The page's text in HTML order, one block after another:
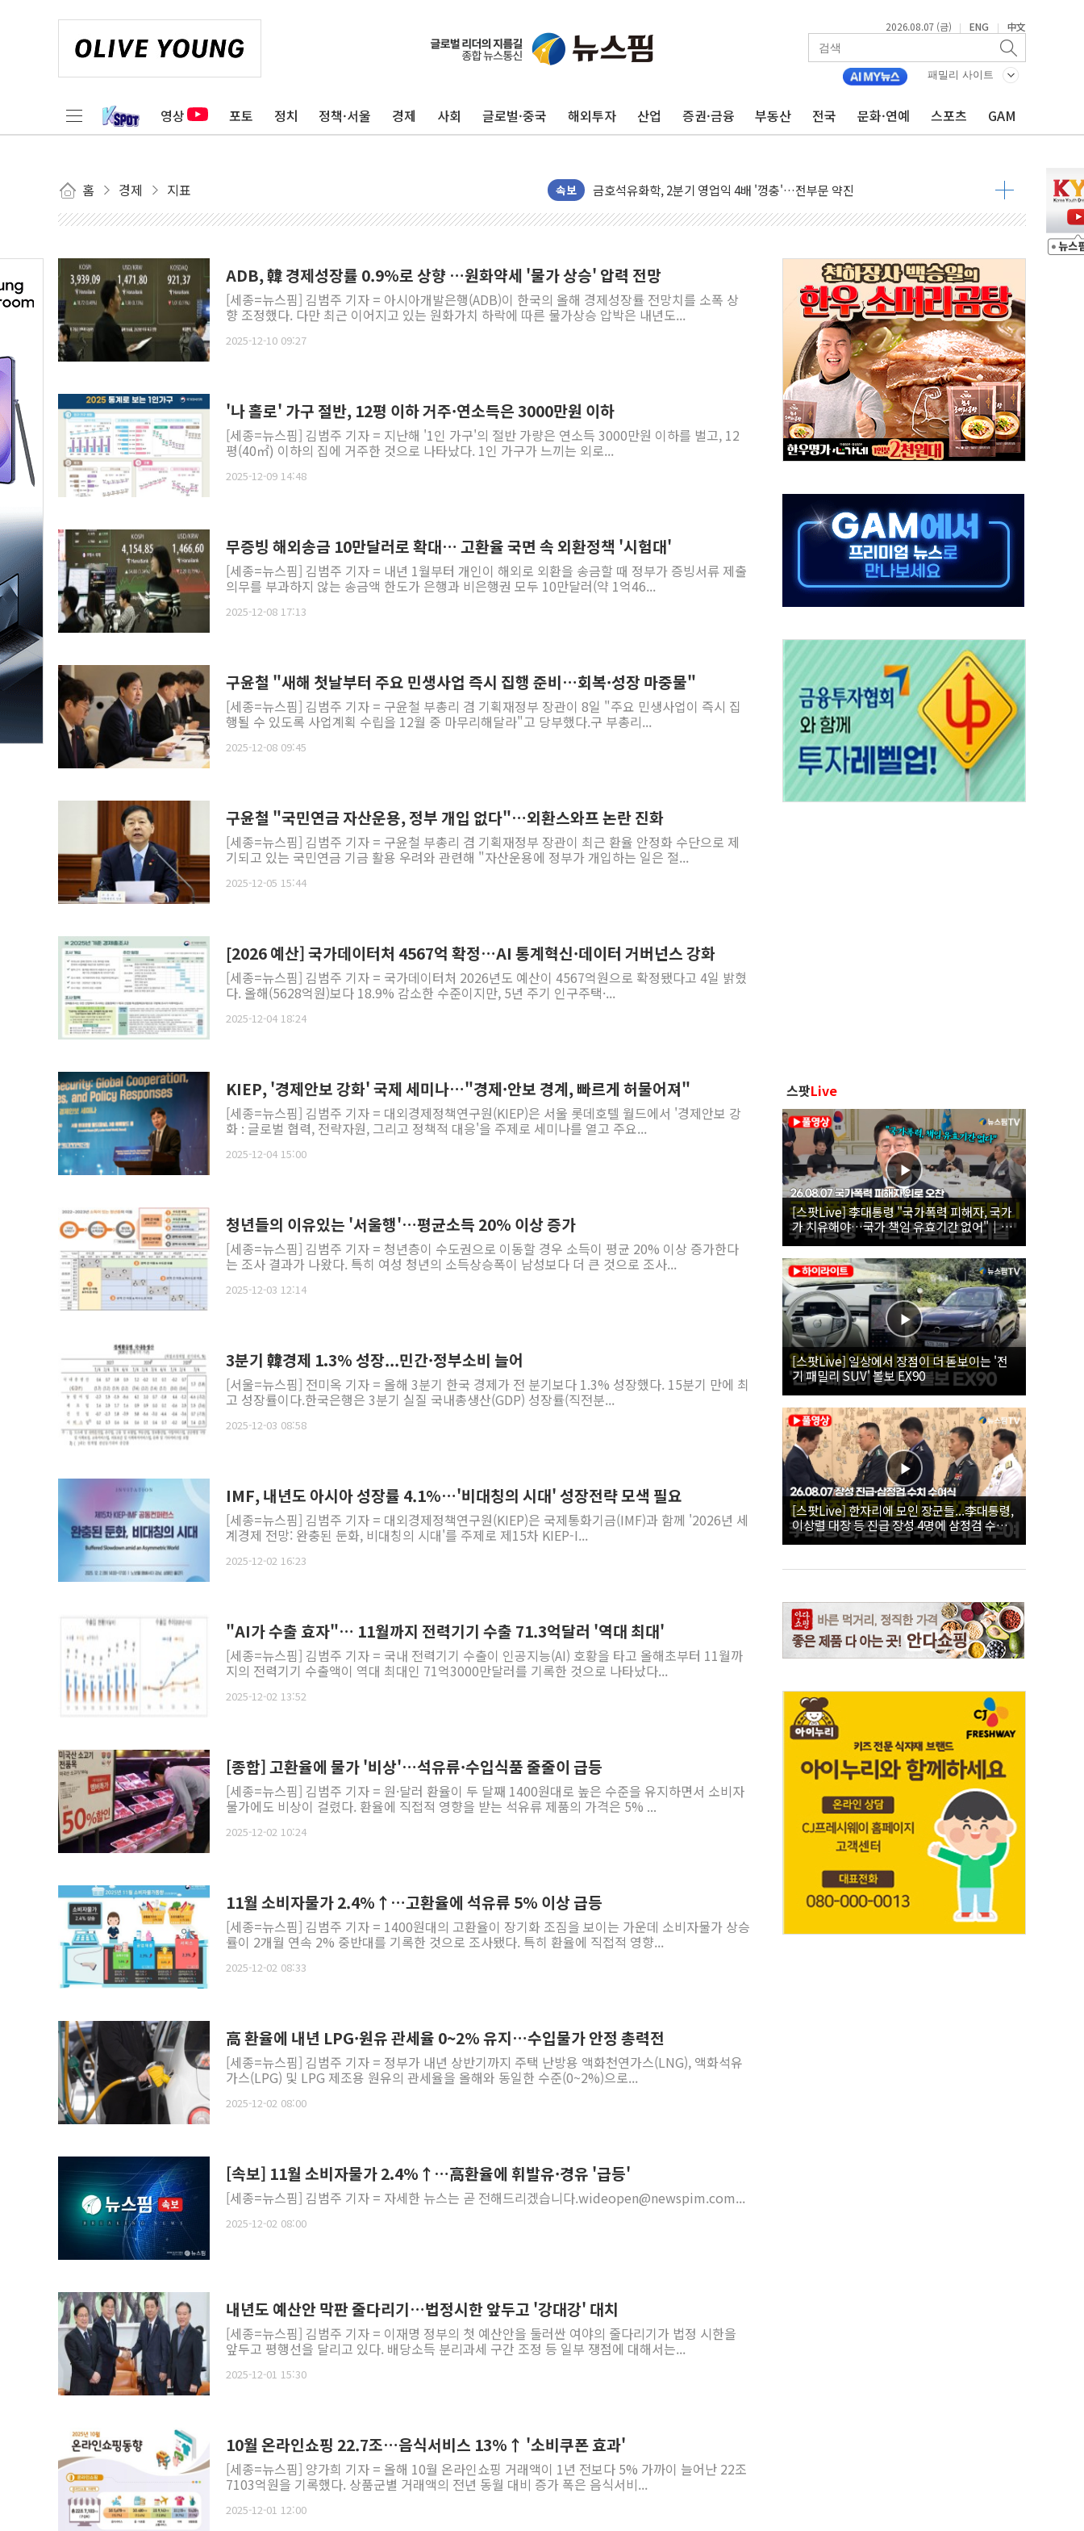
2026.08.07 (금) | ENG | 中文
패밀리 사이트
영상 포토 정치 정책·서울 경제 사회 글로벌·중국 해외투자 산업 증권·금융 부동산 전국 문화·연예 스포츠 GAM
홈 경제 지표 속보
더본코리아 롤링파스타, 파브리 셰프 모델 발탁
4자 연합 균열에 분쟁 재점화 조짐…한미 지배구조 다시 요동
CJ올리브영 흔드는 '신흥 강자' 다이소·시코르…뷰티 유통 지각변동 본격화
"PAFC만으론 어렵다"…두산퓨얼셀, SOFC에 사활
대우건설, 50대 이강석 대표 전면에...임원·조직 대대적 개편 예고
비츠로넥스텍, 한화에어로스페이스와 '누리호 5기분 엔진 구성품' 수주
1410원대 내려간 환율, "당분간 1400원 초반대 등락"
종합특검, '계엄 수용공간 확보' 신용해 前교정본부장 불구속 기소
친트럼프 오글스 미 하원의원, 테네시주 경선서 낙선
"주식이야 코인이야"…연속 사이드카·널뛰기에 개미들 '패닉'
에쓰씨엔지니어링, 큐니티와 반도체 EPC 추가 수주
애드포러스, 30억원 규모 자사주 취득
롯데웰푸드, 2분기 영업익 88.5% 증가... 해외 자회사가 이끈 '더블 성장'
나경원 의원 "장기보유 1주택자 과도한 세금 부당"…소득세법 개정안 발의 예고
李대통령, 규제합리화위 부위원장에 김태유·국립외교원장에 김흥규
한병도 "국민의힘, 말로만 주택 공급…도시정비법·주택법 등 처리 협조하라"
금투협, ChatGPT로 투자 웹리포트 만든다…AI 금융데이터 분석 과정 개설
ADB, 韓 경제성장률 0.9%로 상향 …원화약세 '물가 상승' 압력 전망
[세종=뉴스핌] 김범주 기자 = 아시아개발은행(ADB)이 한국의 올해 경제성장률 전망치를 소폭 상
향 조정했다. 다만 최근 이어지고 있는 원화가치 하락에 따른 물가상승 압박은 내년도...
2025-12-10 09:27
'나 홀로' 가구 절반, 12평 이하 거주·연소득은 3000만원 이하
[세종=뉴스핌] 김범주 기자 = 지난해 '1인 가구'의 절반 가량은 연소득 3000만원 이하를 벌고, 12
평(40㎡) 이하의 집에 거주한 것으로 나타났다. 1인 가구가 느끼는 외로...
2025-12-09 14:48
무증빙 해외송금 10만달러로 확대… 고환율 국면 속 외환정책 '시험대'
[세종=뉴스핌] 김범주 기자 = 내년 1월부터 개인이 해외로 외환을 송금할 때 정부가 증빙서류 제출
의무를 부과하지 않는 송금액 한도가 은행과 비은행권 모두 10만달러(약 1억46...
2025-12-08 17:13
구윤철 "새해 첫날부터 주요 민생사업 즉시 집행 준비…회복·성장 마중물"
[세종=뉴스핌] 김범주 기자 = 구윤철 부총리 겸 기획재정부 장관이 8일 "주요 민생사업이 즉시 집
행될 수 있도록 사업계획 수립을 12월 중 마무리해달라"고 당부했다.구 부총리...
2025-12-08 09:45
구윤철 "국민연금 자산운용, 정부 개입 없다"…외환스와프 논란 진화
[세종=뉴스핌] 김범주 기자 = 구윤철 부총리 겸 기획재정부 장관이 최근 환율 안정화 수단으로 제
기되고 있는 국민연금 기금 활용 우려와 관련해 "자산운용에 정부가 개입하는 일은 절...
2025-12-05 15:44
[2026 예산] 국가데이터처 4567억 확정…AI 통계혁신·데이터 거버넌스 강화
[세종=뉴스핌] 김범주 기자 = 국가데이터처 2026년도 예산이 4567억원으로 확정됐다고 4일 밝혔
다. 올해(5628억원)보다 18.9% 감소한 수준이지만, 5년 주기 인구주택·...
2025-12-04 18:24
KIEP, '경제안보 강화' 국제 세미나…"경제·안보 경계, 빠르게 허물어져"
[세종=뉴스핌] 김범주 기자 = 대외경제정책연구원(KIEP)은 서울 롯데호텔 월드에서 '경제안보 강
화 : 글로벌 협력, 전략자원, 그리고 정책적 대응'을 주제로 세미나를 열고 주요...
2025-12-04 15:00
청년들의 이유있는 '서울행'…평균소득 20% 이상 증가
[세종=뉴스핌] 김범주 기자 = 청년층이 수도권으로 이동할 경우 소득이 평균 20% 이상 증가한다
는 조사 결과가 나왔다. 특히 여성 청년의 소득상승폭이 남성보다 더 큰 것으로 조사...
2025-12-03 12:14
3분기 韓경제 1.3% 성장...민간·정부소비 늘어
[서울=뉴스핌] 전미옥 기자 = 올해 3분기 한국 경제가 전 분기보다 1.3% 성장했다. 15분기 만에 최
고 성장률이다.한국은행은 3분기 실질 국내총생산(GDP) 성장률(직전분...
2025-12-03 08:58
IMF, 내년도 아시아 성장률 4.1%…'비대칭의 시대' 성장전략 모색 필요
[세종=뉴스핌] 김범주 기자 = 대외경제정책연구원(KIEP)은 국제통화기금(IMF)과 함께 '2026년 세
계경제 전망: 완충된 둔화, 비대칭의 시대'를 주제로 제15차 KIEP-I...
2025-12-02 16:23
"AI가 수출 효자"… 11월까지 전력기기 수출 71.3억달러 '역대 최대'
[세종=뉴스핌] 김범주 기자 = 국내 전력기기 수출이 인공지능(AI) 호황을 타고 올해초부터 11월까
지의 전력기기 수출액이 역대 최대인 71억3000만달러를 기록한 것으로 나타났다...
2025-12-02 13:52
[종합] 고환율에 물가 '비상'…석유류·수입식품 줄줄이 급등
[세종=뉴스핌] 김범주 기자 = 원·달러 환율이 두 달째 1400원대로 높은 수준을 유지하면서 소비자
물가에도 비상이 걸렸다. 환율에 직접적 영향을 받는 석유류 제품의 가격은 5% ...
2025-12-02 10:24
11월 소비자물가 2.4%↑…고환율에 석유류 5% 이상 급등
[세종=뉴스핌] 김범주 기자 = 1400원대의 고환율이 장기화 조짐을 보이는 가운데 소비자물가 상승
률이 2개월 연속 2% 중반대를 기록한 것으로 조사됐다. 특히 환율에 직접적 영향...
2025-12-02 08:33
高 환율에 내년 LPG·원유 관세율 0~2% 유지…수입물가 안정 총력전
[세종=뉴스핌] 김범주 기자 = 정부가 내년 상반기까지 주택 난방용 액화천연가스(LNG), 액화석유
가스(LPG) 및 LPG 제조용 원유의 관세율을 올해와 동일한 수준(0~2%)으로...
2025-12-02 08:00
[속보] 11월 소비자물가 2.4%↑…高환율에 휘발유·경유 '급등'
[세종=뉴스핌] 김범주 기자 = 자세한 뉴스는 곧 전해드리겠습니다.wideopen@newspim.com...
2025-12-02 08:00
내년도 예산안 막판 줄다리기…법정시한 앞두고 '강대강' 대치
[세종=뉴스핌] 김범주 기자 = 이재명 정부의 첫 예산안을 둘러싼 여야의 줄다리기가 법정 시한을
앞두고 평행선을 달리고 있다. 배당소득 분리과세 구간 조정 등 일부 쟁점에 대해서는...
2025-12-01 15:30
10월 온라인쇼핑 22.7조…음식서비스 13%↑ '소비쿠폰 효과'
[세종=뉴스핌] 양가희 기자 = 올해 10월 온라인쇼핑 거래액이 1년 전보다 5% 가까이 늘어난 22조
7103억원을 기록했다. 상품군별 거래액의 전년 동월 대비 증가 폭은 음식서비...
2025-12-01 12:00
스팟Live
[스팟Live] 李대통령 "국가폭력 피해자, 국가
가 치유해야…국가 책임 유효기간 없어"｜
26.08.07 국가폭력 피해자 위로 오찬
[스팟Live] 일상에서 장점이 더 돋보이는 '전
기 패밀리 SUV' 볼보 EX90
[스팟Live] 한자리에 모인 장군들...李대통령,
이상렬 대장 등 진급 장성 4명에 삼정검 수치
직접 수여｜26.08.07 장성 진급·삼정검 수치